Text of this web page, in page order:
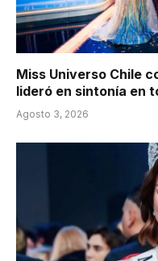
Miss Universo Chile
lideró en sintonía en
Agosto 3, 2026